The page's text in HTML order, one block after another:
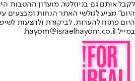
לקבל אותם גם בניוזלטר. מועדון ההטבות
היום" מציע לגולשי האתר הנחות ומבצעים
היום פתוח להערות, לביקורת ולהצעות
במייל hayom@israelhayom.co.il.